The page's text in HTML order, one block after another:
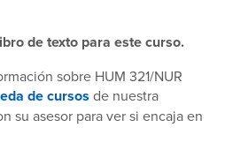
de texto para este curso.
sobre HUM 321/NUR
de cursos de nuestra
su asesor para ver si encaja en